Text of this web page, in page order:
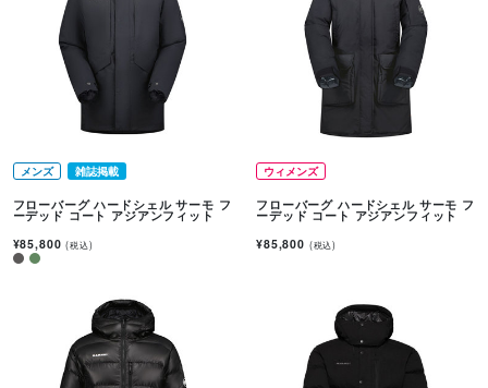
メンズ 雑誌掲載
フローバーグ ハードシェル サーモ フ
ーデッド コート アジアンフィット
¥85,800(税込)
ウィメンズ
フローバーグ ハードシェル サーモ フ
ーデッド コート アジアンフィット
¥85,800 (税込)